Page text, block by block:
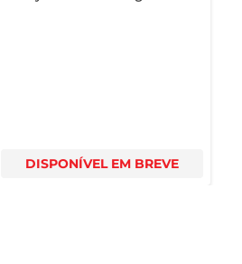
DISPONÍVEL EM BREVE